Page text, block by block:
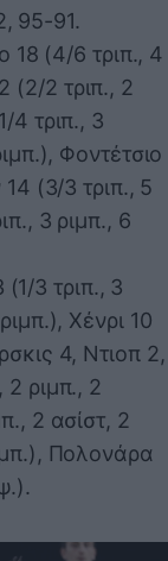
95-91.
(4/6 τριπ., 4
(2/2 τριπ., 2
4 τριπ., 3
Φοντέτσιο
(3/3 τριπ., 5
3 ριμπ., 6
3 τριπ., 3
Χένρι 10
4, Ντιοπ 2,
2 ριμπ., 2
2 ασίστ, 2
Πολονάρα